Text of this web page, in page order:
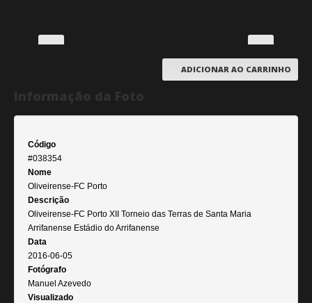
ADICIONAR AO CARRINHO
Código
#038354
Nome
Oliveirense-FC Porto
Descrição
Oliveirense-FC Porto XII Torneio das Terras de Santa Maria
Arrifanense Estádio do Arrifanense
Data
2016-06-05
Fotógrafo
Manuel Azevedo
Visualizado